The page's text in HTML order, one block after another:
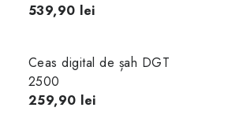
539,90 lei
Ceas digital de șah DGT
2500
259,90 lei